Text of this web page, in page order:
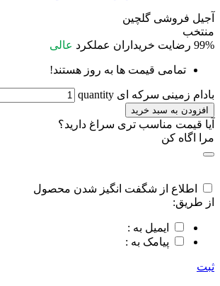
آجیل فروشی گلچین
منتخب
99% رضایت خریداران عملکرد عالی
تمامی قیمت ها به روز هستند!
بادام زمینی سرکه ای quantity
افزودن به سبد خرید
آیا قیمت مناسب تری سراغ دارید؟
مرا اگاه کن
اطلاع از شگفت انگیز شدن محصول
از طریق:
ایمیل به :
پیامک به :
ثبت